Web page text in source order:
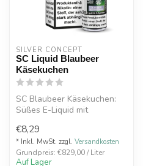
SILVER CONCEPT
SC Liquid Blaubeer
Käsekuchen
SC Blaubeer Käsekuchen:
Süßes E-Liquid mit
cremigem Käsek...
€8,29
* Inkl. MwSt. zzgl. Versandkosten
Grundpreis: €829,00 / Liter
Auf Lager